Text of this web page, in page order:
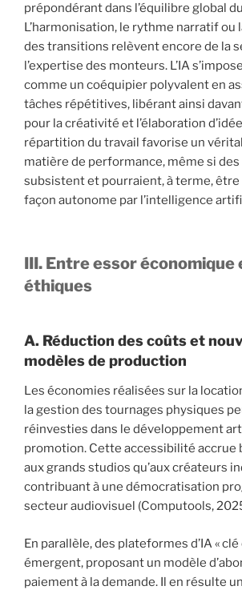
prépondérant dans l’équilibre global
L’harmonisation, le rythme narratif ou
des transitions relèvent encore de la
l’expertise des monteurs. L’IA
comme un coéquipier polyvalent en
tâches répétitives, libérant ainsi
pour la créativité et l’élaboration
répartition du travail favorise un
matière de performance, même si des
subsistent et pourraient, à terme,
façon autonome par l’intelligence
III. Entre essor économique
éthiques
A. Réduction des coûts et
modèles de production
Les économies réalisées sur la
la gestion des tournages physiques
réinvesties dans le développement
promotion. Cette accessibilité accrue
aux grands studios qu’aux créateurs
contribuant à une démocratisation
secteur audiovisuel (Computools,
En parallèle, des plateformes d’IA « clé
émergent, proposant un modèle
paiement à la demande. Il en résulte